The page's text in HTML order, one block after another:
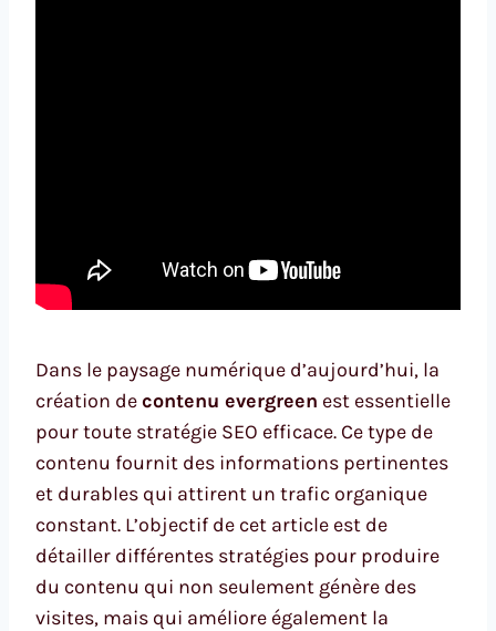
Dans le paysage numérique d’aujourd’hui, la
création decontenu evergreen est essentielle
pour toute stratégie SEO efficace. Ce type de
contenu fournit des informations pertinentes
et durables qui attirent un trafic organique
constant. L’objectif de cet article est de
détailler différentes stratégies pour produire
du contenu qui non seulement génère des
visites, mais qui améliore également la